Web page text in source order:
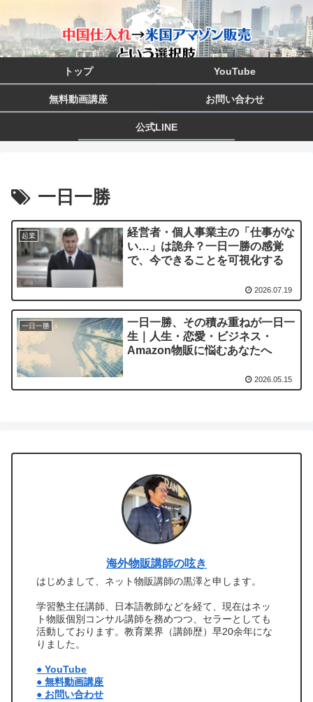
トップ YouTube
無料動画講座 お問い合わせ
公式LINE
一日一勝
起業
経営者・個人事業主の「仕事がな
い…」は詭弁？一日一勝の感覚
で、今できることを可視化する
2026.07.19
一日一勝
一日一勝、その積み重ねが一日一
生｜人生・恋愛・ビジネス・
Amazon物販に悩むあなたへ
2026.05.15
海外物販講師の呟き
はじめまして、ネット物販講師の黒澤と申します。
学習塾主任講師、日本語教師などを経て、現在はネッ
ト物販個別コンサル講師を務めつつ、セラーとしても
活動しております。教育業界（講師歴）早20余年にな
りました。
● YouTube
● 無料動画講座
● お問い合わせ